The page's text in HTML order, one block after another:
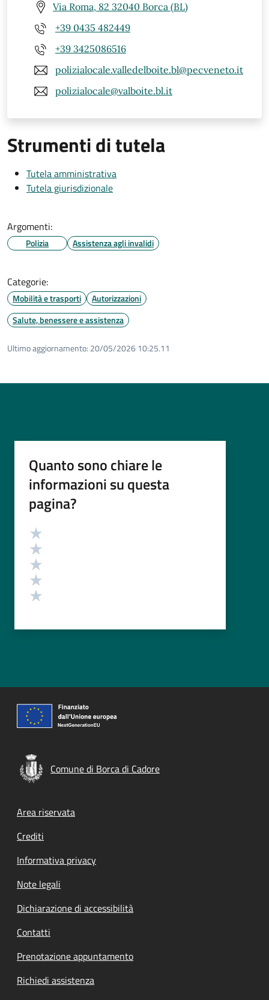
Via Roma, 82 32040 Borca (BL)
+39 0435 482449
+39 3425086516
polizialocale.valledelboite.bl@pecveneto.it
polizialocale@valboite.bl.it
Strumenti di tutela
Tutela amministrativa
Tutela giurisdizionale
Argomenti:
Polizia Assistenza agli invalidi
Categorie:
Mobilità e trasporti
Autorizzazioni
Salute, benessere e assistenza
Ultimo aggiornamento: 20/05/2026 10:25.11
Quanto sono chiare le
informazioni su questa
pagina?
Valutazione
Comune di Borca di Cadore
Footer menu
Area riservata
Crediti
Informativa privacy
Note legali
Dichiarazione di accessibilità
Contatti
Prenotazione appuntamento
Richiedi assistenza